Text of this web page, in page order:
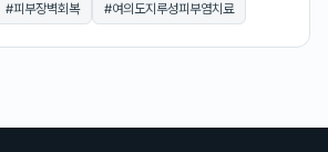
#피부장벽회복 #여의도지루성피부염치료